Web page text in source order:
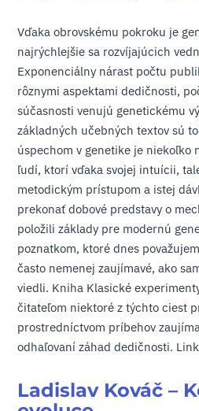
Vďaka obrovskému pokroku je
najrýchlejšie sa rozvíjajúcich
Exponenciálny nárast počtu
rôznymi aspektami dedičnosti,
súčasnosti venujú genetickému
základných učebných textov sú
úspechom v genetike je niekoľko
ľudí, ktorí vďaka svojej intuícii,
metodickým prístupom a istej
prekonať dobové predstavy o
položili základy pre modernú
poznatkom, ktoré dnes
často nemenej zaujímavé, ako
viedli. Kniha Klasické
čitateľom niektoré z týchto ciest
prostredníctvom príbehov
odhaľovaní záhad dedičnosti.
Ladislav Kováč –